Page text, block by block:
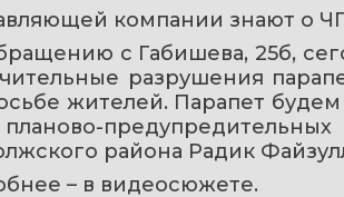
компании знают о
с Габишева, 25б,
разрушения
жителей. Парапет будем
планово-
района Радик
– в видеосюжете.